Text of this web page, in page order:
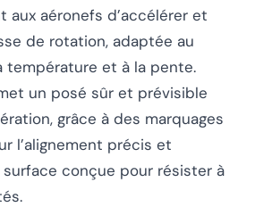
aéronefs d’accélérer et
de rotation, adaptée au
température et à la pente.
un posé sûr et prévisible
grâce à des marquages
l’alignement précis et
surface conçue pour résister à